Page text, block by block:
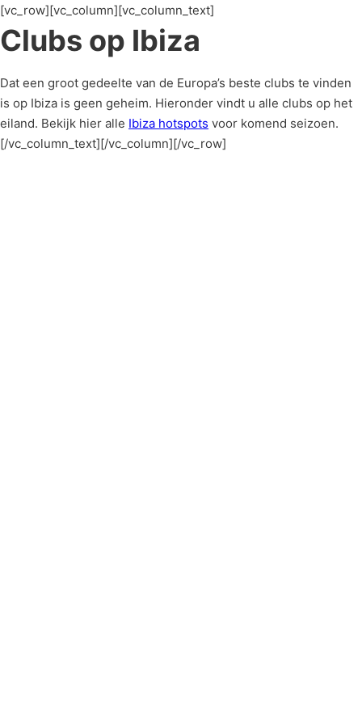
[vc_row][vc_column][vc_column_text]
Clubs op Ibiza
Dat een groot gedeelte van de Europa’s beste clubs te vinden
is op Ibiza is geen geheim. Hieronder vindt u alle clubs op het
eiland. Bekijk hier alle Ibiza hotspots voor komend seizoen.
[/vc_column_text][/vc_column][/vc_row]